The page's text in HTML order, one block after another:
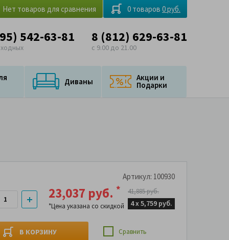
Нет товаров для сравнения 0 товаров 0 руб.
542-63-81 8 (812) 629-63-81
с 9.00 до 21.00
Диваны Акции и
Подарки
Артикул: 100930
23,037 руб. *
*Цена указана со скидкой
41,885 руб.
4 х5,759 руб.
В КОРЗИНУ Сравнить